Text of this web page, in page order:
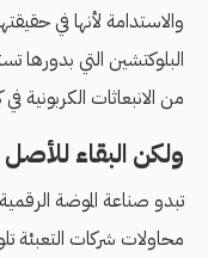
والاستدامة لأنها في
البلوكتشين التي بدورها
من الانبعاثات الكربونية
ولكن البقاء للأصل
تبدو صناعة الموضة
محاولات شركات التعبئة